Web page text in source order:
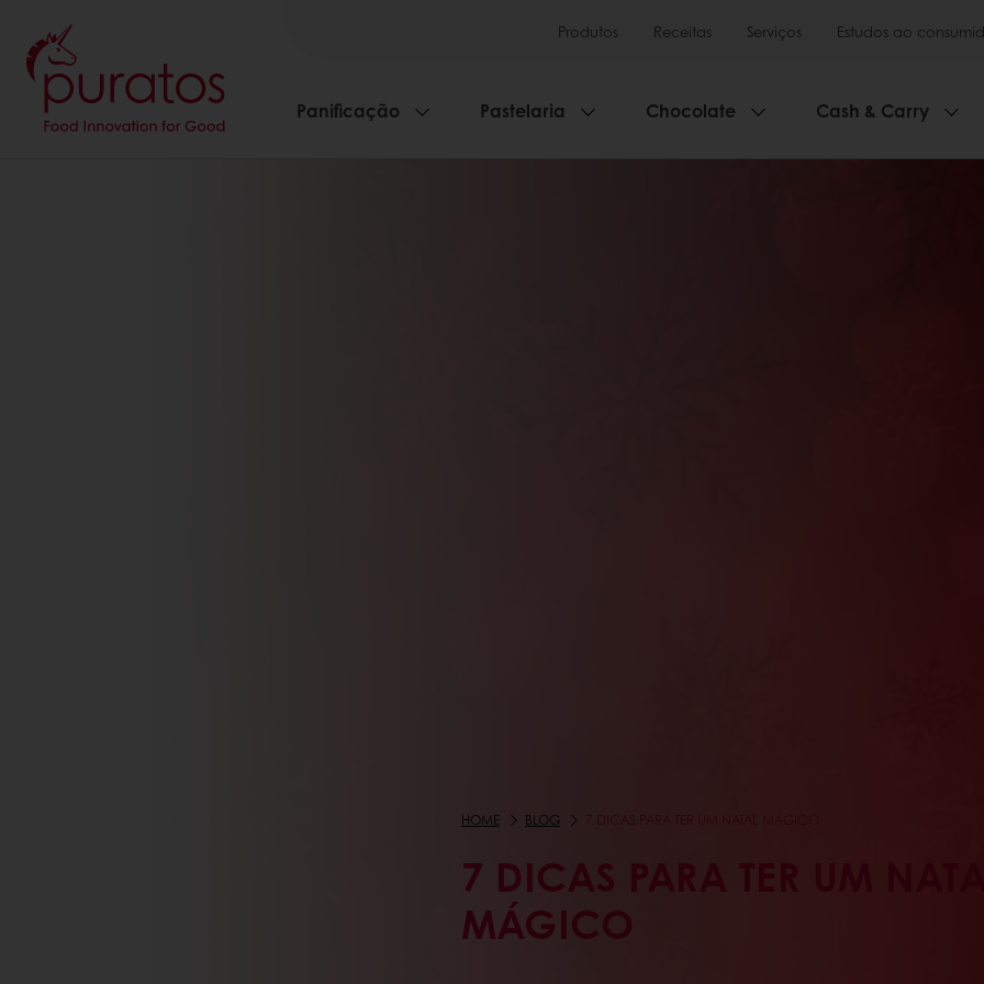
Produtos Receitas Serviços Estudos ao
Panificação Pastelaria Chocolate Cash & Carry
HOME BLOG 7 DICAS PARA TER UM NATAL MÁGICO
7 DICAS PARA TER UM
MÁGICO